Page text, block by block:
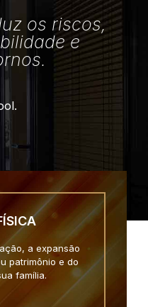
os riscos,
e
a expansão
patrimônio e do
família.